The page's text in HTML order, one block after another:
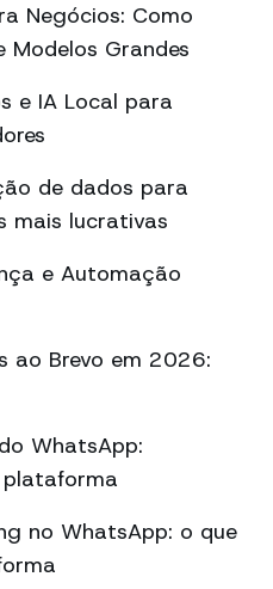
Negócios: Como
Modelos Grandes
e IA Local para
de dados para
mais lucrativas
e Automação
ao Brevo em 2026:
WhatsApp:
plataforma
no WhatsApp: o que